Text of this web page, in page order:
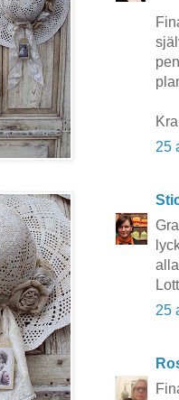
25
25